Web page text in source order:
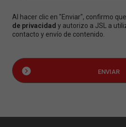
Al hacer clic en "Enviar", confirmo
de privacidad y autorizo a JSL a
contacto y envío de contenido.